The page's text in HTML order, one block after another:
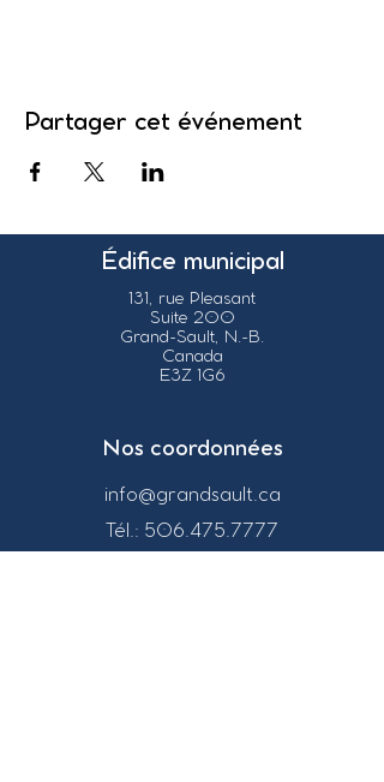
Partager cet événement
Édifice municipal
131, rue Pleasant
Suite 200
Grand-Sault, N.-B.
Canada
E3Z 1G6
Nos coordonnées
info@grandsault.ca
Tél.: 506.475.7777